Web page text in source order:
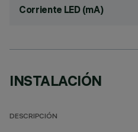
Corriente LED (mA)
INSTALACIÓN
DESCRIPCIÓN